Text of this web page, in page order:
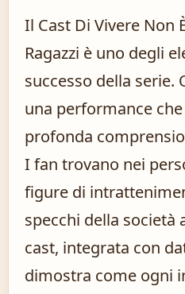
Il Cast Di Vivere Non
Ragazzi è uno degli
successo della
una performance
profonda
I fan trovano nei
figure di
specchi della società
cast, integrata con
dimostra come ogni